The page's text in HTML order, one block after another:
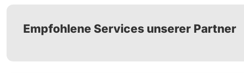
Empfohlene Services unserer Partner